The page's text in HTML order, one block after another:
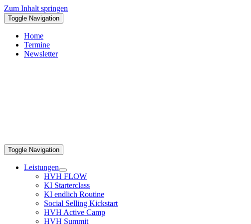
Zum Inhalt springen
Toggle Navigation
Home
Termine
Newsletter
Toggle Navigation
Leistungen
HVH FLOW
KI Starterclass
KI endlich Routine
Social Selling Kickstart
HVH Active Camp
HVH Summit